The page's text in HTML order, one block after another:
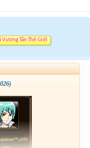
Vương Tân Thế Giới